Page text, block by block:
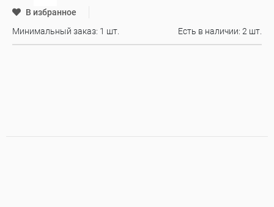
В избранное
Минимальный заказ: 1 шт.
Есть в наличии: 2 шт.